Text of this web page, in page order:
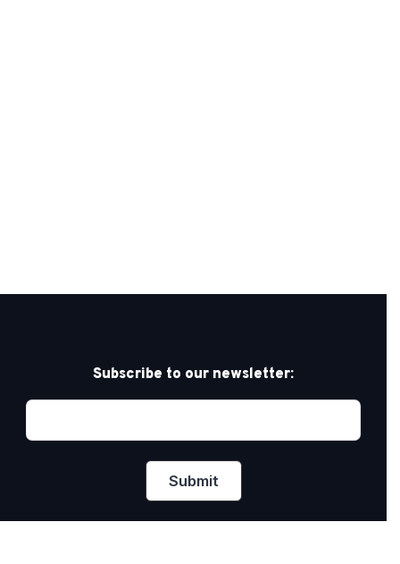
Subscribe to our newsletter: